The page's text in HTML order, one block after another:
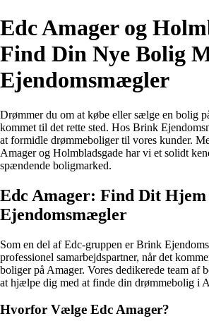
Edc Amager og
Find Din Nye Bolig
Ejendomsmægler
Drømmer du om at købe eller sælge en bolig
kommet til det rette sted. Hos Brink
at formidle drømmeboliger til vores kunder.
Amager og Holmbladsgade har vi et solidt
spændende boligmarked.
Edc Amager: Find Dit
Ejendomsmægler
Som en del af Edc-gruppen er Brink
professionel samarbejdspartner, når det
boliger på Amager. Vores dedikerede team af
at hjælpe dig med at finde din drømmebolig i
Hvorfor Vælge Edc Amager?